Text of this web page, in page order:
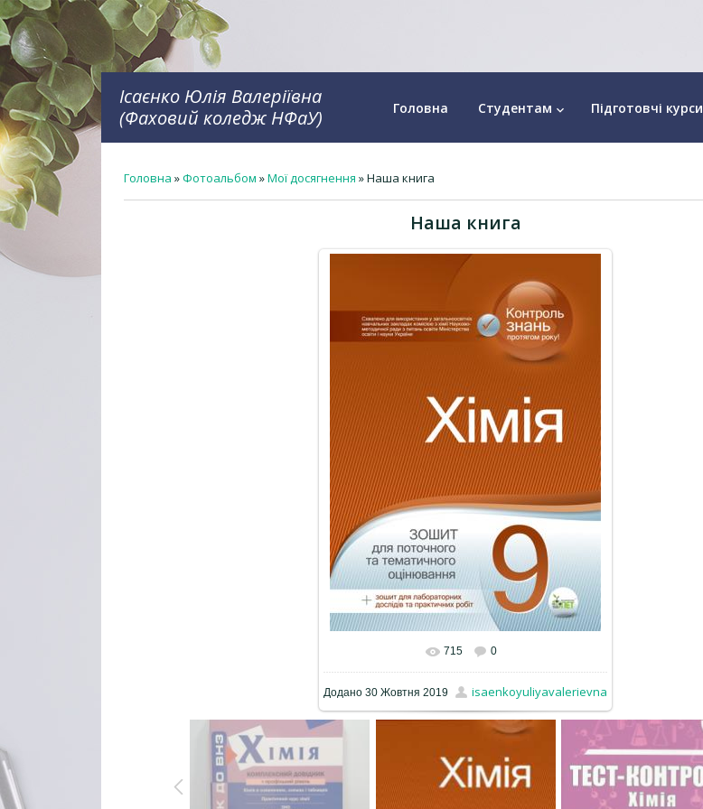
Ісаєнко Юлія Валеріївна
(Фаховий коледж НФаУ)
Головна Студентам keyboard_arrow_down Підготовчі курси
Головна »Фотоальбом »Мої досягнення » Наша книга
Наша книга
715 0
Додано 30 Жовтня 2019 isaenkoyuliyavalerievna